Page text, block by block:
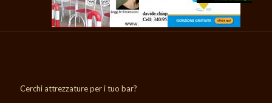
Cerchi attrezzature per i tuo bar?